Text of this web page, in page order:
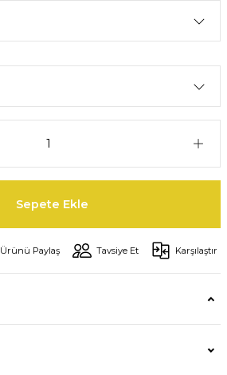
Sepete Ekle
Ürünü Paylaş Tavsiye Et Karşılaştır